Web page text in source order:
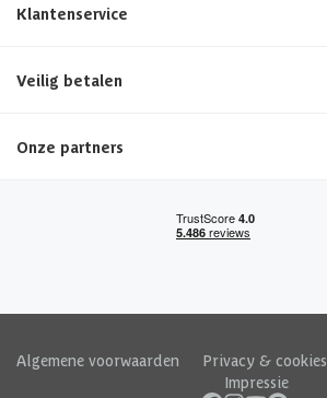
Klantenservice
Veilig betalen
Onze partners
Algemene voorwaarden Privacy & cookies
Impressie